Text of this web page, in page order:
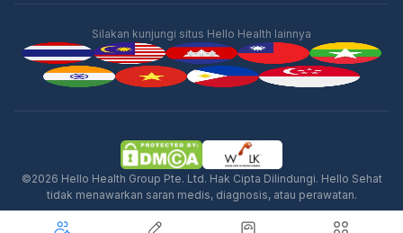
Iklan
Silakan kunjungi situs Hello Health lainnya
©2026 Hello Health Group Pte. Ltd. Hak Cipta Dilindungi. Hello Sehat
tidak menawarkan saran medis, diagnosis, atau perawatan.